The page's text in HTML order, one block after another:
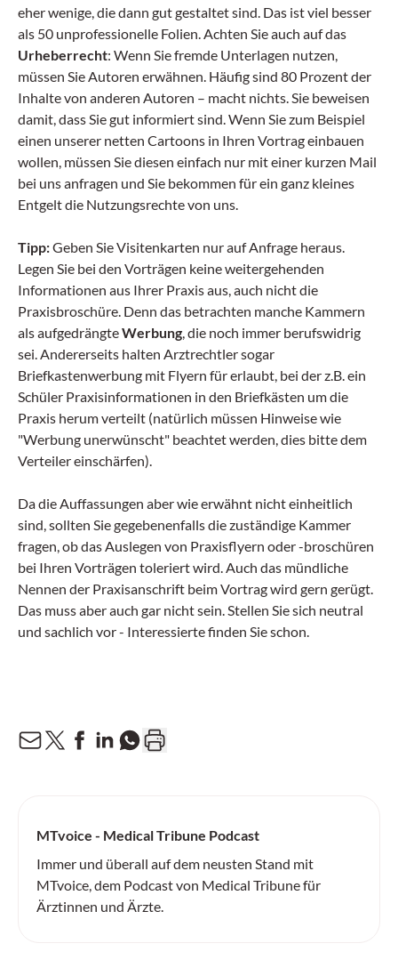
eher wenige, die dann gut gestaltet sind. Das ist viel besser
als 50 unprofessionelle Folien. Achten Sie auch auf das
Urheberrecht: Wenn Sie fremde Unterlagen nutzen,
müssen Sie Autoren erwähnen. Häufig sind 80 Prozent der
Inhalte von anderen Autoren – macht nichts. Sie beweisen
damit, dass Sie gut informiert sind. Wenn Sie zum Beispiel
einen unserer netten Cartoons in Ihren Vortrag einbauen
wollen, müssen Sie diesen einfach nur mit einer kurzen Mail
bei uns anfragen und Sie bekommen für ein ganz kleines
Entgelt die Nutzungsrechte von uns.
Tipp:Geben Sie Visitenkarten nur auf Anfrage heraus.
Legen Sie bei den Vorträgen keine weitergehenden
Informationen aus Ihrer Praxis aus, auch nicht die
Praxisbroschüre. Denn das betrachten manche Kammern
als aufgedrängteWerbung , die noch immer berufswidrig
sei. Andererseits halten Arztrechtler sogar
Briefkastenwerbung mit Flyern für erlaubt, bei der z.B. ein
Schüler Praxisinformationen in den Briefkästen um die
Praxis herum verteilt (natürlich müssen Hinweise wie
"Werbung unerwünscht" beachtet werden, dies bitte dem
Verteiler einschärfen).
Da die Auffassungen aber wie erwähnt nicht einheitlich
sind, sollten Sie gegebenenfalls die zuständige Kammer
fragen, ob das Auslegen von Praxisflyern oder -broschüren
bei Ihren Vorträgen toleriert wird. Auch das mündliche
Nennen der Praxisanschrift beim Vortrag wird gern gerügt.
Das muss aber auch gar nicht sein. Stellen Sie sich neu­tral
und sachlich vor - Interessierte finden Sie schon.
MTvoice - Medical Tribune Podcast
Immer und überall auf dem neusten Stand mit
MTvoice, dem Podcast von Medical Tribune für
Ärztinnen und Ärzte.